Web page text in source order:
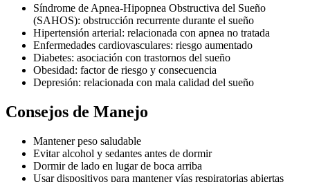
Síndrome de Apnea-Hipopnea Obstructiva del Sueño
(SAHOS): obstrucción recurrente durante el sueño
Hipertensión arterial: relacionada con apnea no tratada
Enfermedades cardiovasculares: riesgo aumentado
Diabetes: asociación con trastornos del sueño
Obesidad: factor de riesgo y consecuencia
Depresión: relacionada con mala calidad del sueño
Consejos de Manejo
Mantener peso saludable
Evitar alcohol y sedantes antes de dormir
Dormir de lado en lugar de boca arriba
Usar dispositivos para mantener vías respiratorias abiertas